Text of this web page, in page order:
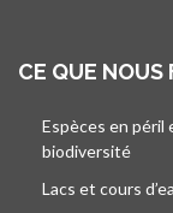
CE QUE NOUS
Espèces en péril
biodiversité
Lacs et cours